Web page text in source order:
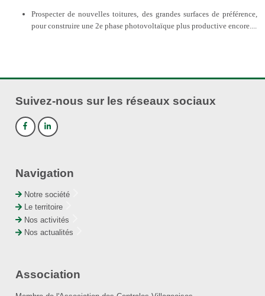
Prospecter de nouvelles toitures, des grandes surfaces de préférence,
pour construire une 2e phase photovoltaïque plus productive encore....
Suivez-nous sur les réseaux sociaux
Navigation
Notre société
Le territoire
Nos activités
Nos actualités
Association